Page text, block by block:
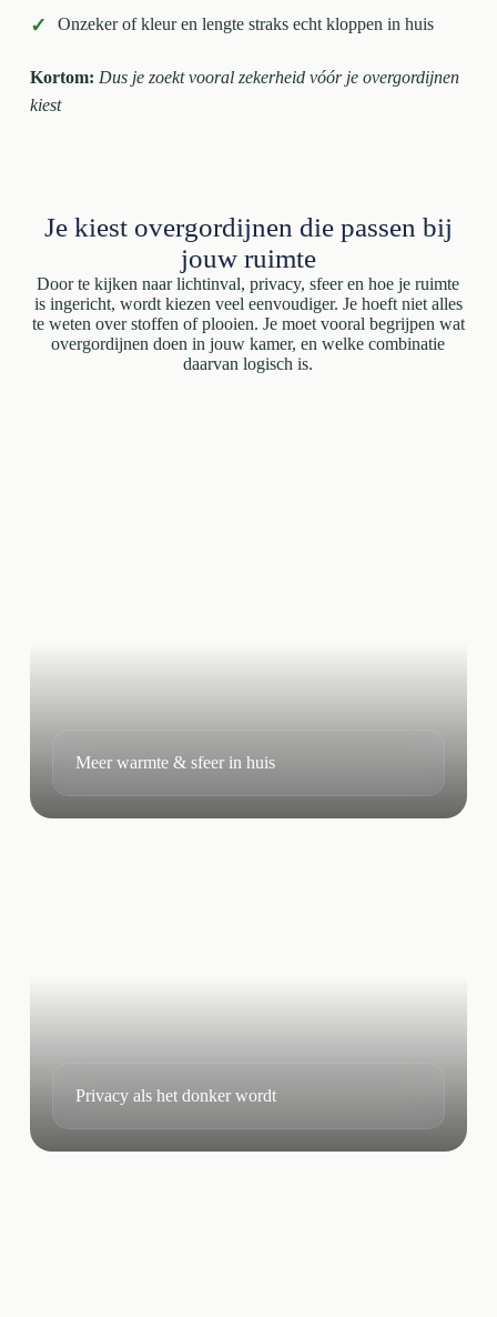
✓ Onzeker of kleur en lengte straks echt kloppen in huis
Kortom: Dus je zoekt vooral zekerheid vóór je overgordijnen
kiest
Je kiest overgordijnen die passen bij
jouw ruimte
Door te kijken naar lichtinval, privacy, sfeer en hoe je ruimte
is ingericht, wordt kiezen veel eenvoudiger. Je hoeft niet alles
te weten over stoffen of plooien. Je moet vooral begrijpen wat
overgordijnen doen in jouw kamer, en welke combinatie
daarvan logisch is.
Meer warmte & sfeer in huis
Privacy als het donker wordt